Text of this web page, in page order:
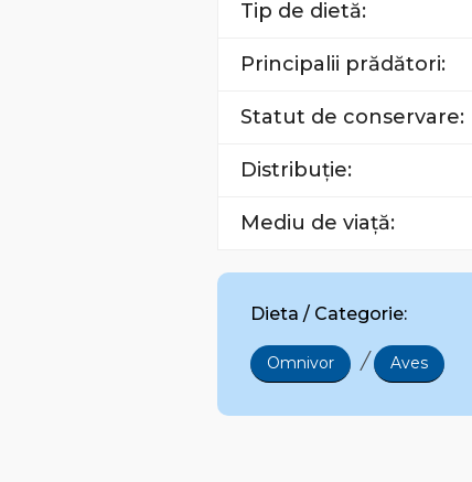
Tip de dietă:
Principalii prădători:
Statut de conservare:
Distribuție:
Mediu de viață:
Dieta / Categorie:
Omnivor / Aves